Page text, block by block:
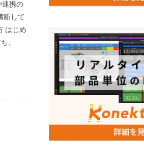
連携の
断して
はじめ
、